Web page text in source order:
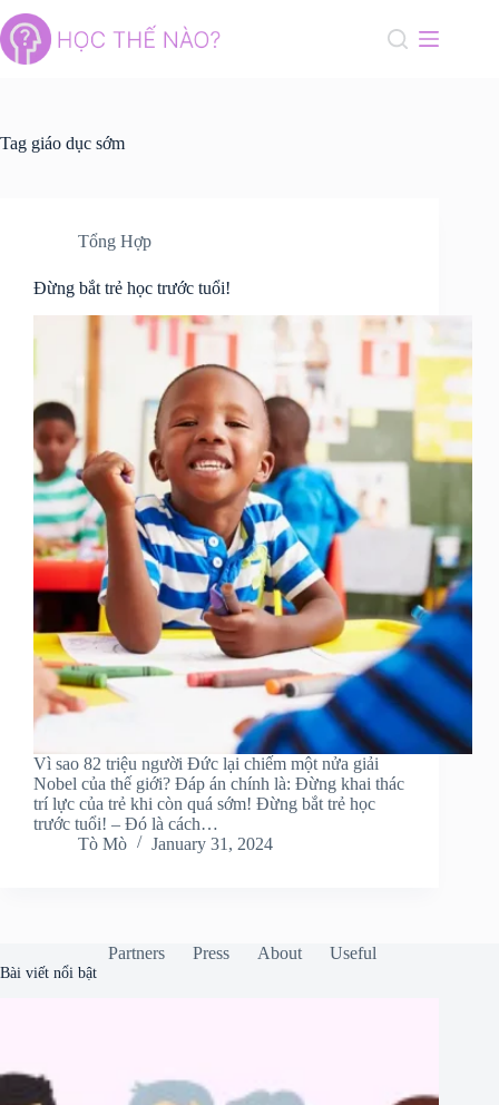
to
content
Tag giáo dục sớm
Tổng Hợp
Đừng bắt trẻ học trước tuổi!
Vì sao 82 triệu người Đức lại chiếm một nửa giải
Nobel của thế giới? Đáp án chính là: Đừng khai thác
trí lực của trẻ khi còn quá sớm! Đừng bắt trẻ học
trước tuổi! – Đó là cách…
Tò Mò
January 31, 2024
Partners Press About Useful
Bài viết nổi bật